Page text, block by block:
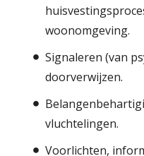
woonomgeving.
Signaleren (van
doorverwijzen.
vluchtelingen.
Voorlichten,